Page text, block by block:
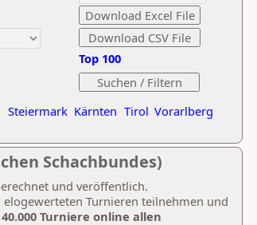
Steiermark Kärnten Tirol Vorarlberg
Top 100
Schachbundes)
und veröffentlich.
Turnieren teilnehmen und
40.000 Turniere online allen